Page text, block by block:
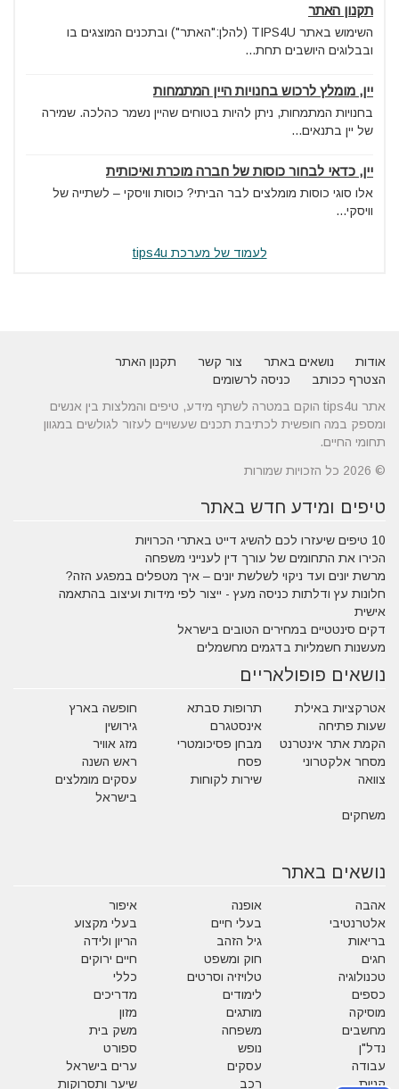
תקנון האתר
השימוש באתר TIPS4U (להלן:"האתר") ובתכנים המוצגים בו
ובבלוגים היושבים תחת...
יין, מומלץ לרכוש בחנויות היין המתמחות
בחנויות המתמחות, ניתן להיות בטוחים שהיין נשמר כהלכה. שמירה
של יין בתנאים...
יין, כדאי לבחור כוסות של חברה מוכרת ואיכותית
אלו סוגי כוסות מומלצים לבר הביתי? כוסות וויסקי – לשתייה של
וויסקי...
לעמוד של מערכת tips4u
אודות נושאים באתר צור קשר
תקנון האתר
הצטרף ככותב
כניסה לרשומים
אתר tips4u הוקם במטרה לשתף מידע, טיפים והמלצות בין אנשים
ומספק במה חופשית לכתיבת תכנים שעשויים לעזור לגולשים במגוון
תחומי החיים.
© 2026 כל הזכויות שמורות
טיפים ומידע חדש באתר
10 טיפים שיעזרו לכם להשיג דייט באתרי הכרויות
הכירו את התחומים של עורך דין לענייני משפחה
מרשת יונים ועד ניקוי לשלשת יונים – איך מטפלים במפגע הזה?
חלונות עץ ודלתות כניסה מעץ - ייצור לפי מידות ועיצוב בהתאמה
אישית
דקים סינטטיים במחירים הטובים בישראל
מעשנות חשמליות בדגמים מחשמלים
נושאים פופולאריים
אטרקציות באילת תרופות סבתא
חופשה בארץ
שעות פתיחה
אינסטגרם
גירושין
הקמת אתר אינטרנט
מבחן פסיכומטרי
מזג אוויר
מסחר אלקטרוני
פסח
ראש השנה
צוואה
שירות לקוחות
עסקים מומלצים
בישראל
משחקים
נושאים באתר
אהבה אופנה
איפור
אלטרנטיבי
בעלי חיים
בעלי מקצוע
בריאות
גיל הזהב
הריון ולידה
חגים
חוק ומשפט
חיים ירוקים
טכנולוגיה
טלויזיה וסרטים
כללי
כספים
לימודים
מדריכים
מוסיקה
מותגים
מזון
מחשבים
משפחה
משק בית
נדל"ן
נופש
ספורט
עבודה
עסקים
ערים בישראל
קניות
רכב שיער ותסרוקות